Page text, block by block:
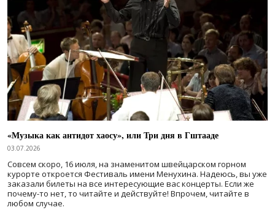
«Музыка как антидот хаосу», или Три дня в Гштааде
03.07.2026
Совсем скоро, 16 июля, на знаменитом швейцарском горном
курорте откроется Фестиваль имени Менухина. Надеюсь, вы уже
заказали билеты на все интересующие вас концерты. Если же
почему-то нет, то читайте и действуйте! Впрочем, читайте в
любом случае.